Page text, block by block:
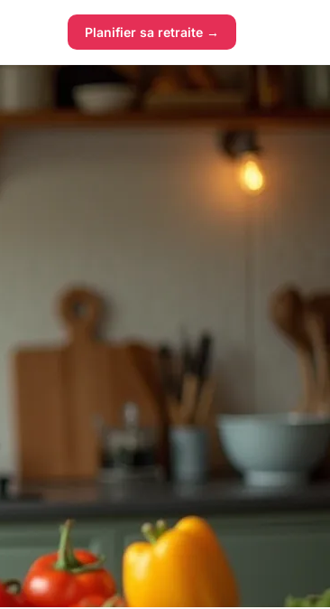
Planifier sa retraite →